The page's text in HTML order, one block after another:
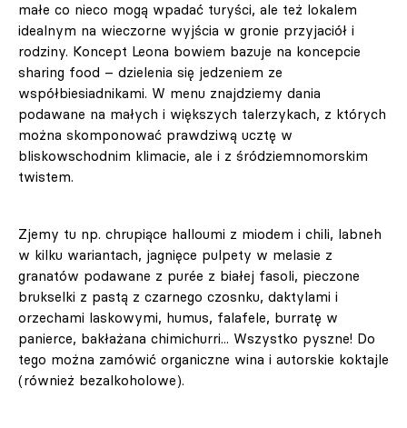
małe co nieco mogą wpadać turyści, ale też lokalem
idealnym na wieczorne wyjścia w gronie przyjaciół i
rodziny. Koncept Leona bowiem bazuje na koncepcie
sharing food – dzielenia się jedzeniem ze
współbiesiadnikami. W menu znajdziemy dania
podawane na małych i większych talerzykach, z których
można skomponować prawdziwą ucztę w
bliskowschodnim klimacie, ale i z śródziemnomorskim
twistem.
Zjemy tu np. chrupiące halloumi z miodem i chili, labneh
w kilku wariantach, jagnięce pulpety w melasie z
granatów podawane z purée z białej fasoli, pieczone
brukselki z pastą z czarnego czosnku, daktylami i
orzechami laskowymi, humus, falafele, burratę w
panierce, bakłażana chimichurri... Wszystko pyszne! Do
tego można zamówić organiczne wina i autorskie koktajle
(również bezalkoholowe).